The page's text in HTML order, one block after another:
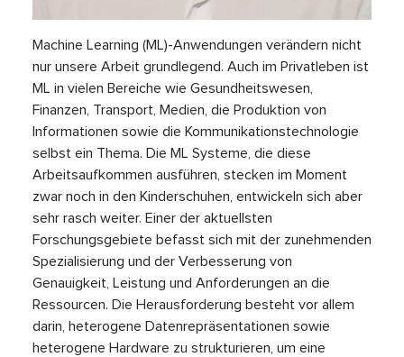
Machine Learning (ML)-Anwendungen verändern nicht
nur unsere Arbeit grundlegend. Auch im Privatleben ist
ML in vielen Bereiche wie Gesundheitswesen,
Finanzen, Transport, Medien, die Produktion von
Informationen sowie die Kommunikationstechnologie
selbst ein Thema. Die ML Systeme, die diese
Arbeitsaufkommen ausführen, stecken im Moment
zwar noch in den Kinderschuhen, entwickeln sich aber
sehr rasch weiter. Einer der aktuellsten
Forschungsgebiete befasst sich mit der zunehmenden
Spezialisierung und der Verbesserung von
Genauigkeit, Leistung und Anforderungen an die
Ressourcen. Die Herausforderung besteht vor allem
darin, heterogene Datenrepräsentationen sowie
heterogene Hardware zu strukturieren, um eine